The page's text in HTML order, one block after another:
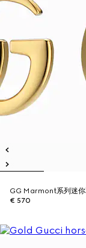
GG Marmont系列迷
€ 570